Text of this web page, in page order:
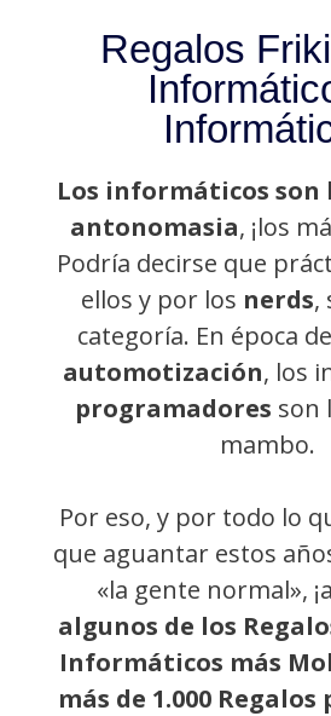
Regalos
Los informáticos
antonomasia, ¡los
Podría decirse que
ellos y por los nerds,
categoría. En época de
automotización, los
programadores son
mambo.
Por eso, y por todo lo
que aguantar estos
«la gente normal»,
algunos de los
Informáticos más
más de 1.000